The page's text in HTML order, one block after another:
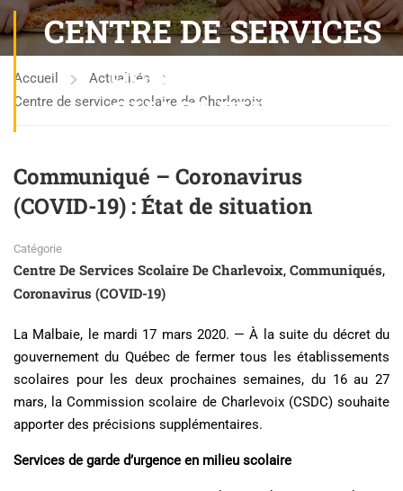
CENTRE DE SERVICES
SCOLAIRE DE
CHARLEVOIX
Accueil
Actualités
Centre de services scolaire de Charlevoix
Communiqué – Coronavirus
(COVID-19) : État de situation
Catégorie
Centre De Services Scolaire De Charlevoix, Communiqués,
Coronavirus (COVID-19)
La Malbaie, le mardi 17 mars 2020. — À la suite du décret du
gouvernement du Québec de fermer tous les établissements
scolaires pour les deux prochaines semaines, du 16 au 27
mars, la Commission scolaire de Charlevoix (CSDC) souhaite
apporter des précisions supplémentaires.
Services de garde d’urgence en milieu scolaire